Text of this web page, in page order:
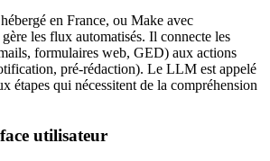
en France, ou Make avec
les flux automatisés. Il connecte les
formulaires web, GED) aux actions
pré-rédaction). Le LLM est appelé
étapes qui nécessitent de la compréhension
utilisateur